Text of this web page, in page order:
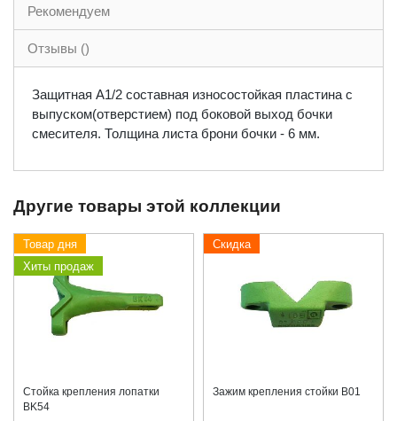
Рекомендуем
Отзывы ()
Защитная А1/2 составная износостойкая пластина с
выпуском(отверстием) под боковой выход бочки
смесителя. Толщина листа брони бочки - 6 мм.
Другие товары этой коллекции
Товар дня
Хиты продаж
Стойка крепления лопатки
BK54
Скидка
Зажим крепления стойки B01